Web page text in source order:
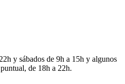
y sábados de 9h a 15h y algunos
de 18h a 22h.